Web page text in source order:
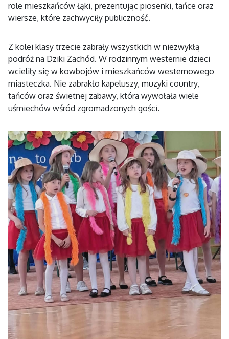
role mieszkańców łąki, prezentując piosenki, tańce oraz
wiersze, które zachwyciły publiczność.
Z kolei klasy trzecie zabrały wszystkich w niezwykłą
podróż na Dziki Zachód. W rodzinnym westernie dzieci
wcieliły się w kowbojów i mieszkańców westernowego
miasteczka. Nie zabrakło kapeluszy, muzyki country,
tańców oraz świetnej zabawy, która wywołała wiele
uśmiechów wśród zgromadzonych gości.